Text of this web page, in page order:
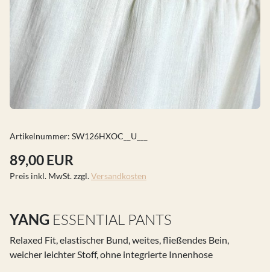
Artikelnummer: SW126HXOC__U___
89,00 EUR
Preis inkl. MwSt. zzgl.Versandkosten
YANG ESSENTIAL PANTS
Relaxed Fit, elastischer Bund, weites, fließendes Bein,
weicher leichter Stoff, ohne integrierte Innenhose